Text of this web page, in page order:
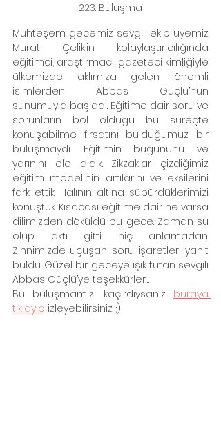
223. Buluşma
Muhteşem gecemiz sevgili ekip üyemiz
Murat Çelik’in kolaylaştırıcılığında
eğitimci, araştırmacı, gazeteci kimliğiyle
ülkemizde aklımıza gelen önemli
isimlerden Abbas Güçlü’nün
sunumuyla başladı. Eğitime dair soru ve
sorunların bol olduğu bu süreçte
konuşabilme fırsatını bulduğumuz bir
buluşmaydı. Eğitimin bugününü ve
yarınını ele aldık. Zikzaklar çizdiğimiz
eğitim modelinin artılarını ve eksilerini
fark ettik. Halının altına süpürdüklerimizi
konuştuk. Kısacası eğitime dair ne varsa
dilimizden döküldü bu gece. Zaman su
olup aktı gitti hiç anlamadan.
Zihnimizde uçuşan soru işaretleri yanıt
buldu. Güzel bir geceye ışık tutan sevgili
Abbas Güçlü’ye teşekkürler…
Bu buluşmamızı kaçırdıysanız buraya
tıklayıp izleyebilirsiniz ;)